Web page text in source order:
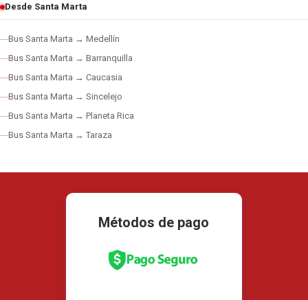
Desde Santa Marta
Bus Santa Marta → Medellín
Bus Santa Marta → Barranquilla
Bus Santa Marta → Caucasia
Bus Santa Marta → Sincelejo
Bus Santa Marta → Planeta Rica
Bus Santa Marta → Taraza
Métodos de pago